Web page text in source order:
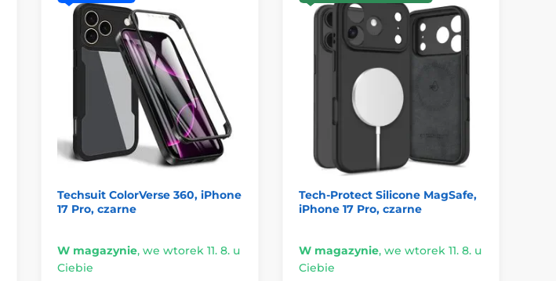
Techsuit ColorVerse 360, iPhone
17 Pro, czarne
W magazynie, we wtorek 11. 8. u
Ciebie
Tech-Protect Silicone MagSafe,
iPhone 17 Pro, czarne
W magazynie, we wtorek 11. 8. u
Ciebie